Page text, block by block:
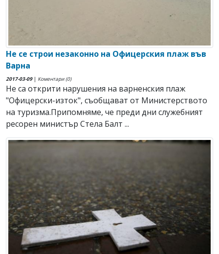
Не се строи незаконно на Офицерския плаж във
Варна
2017-03-09| Коментари (0)
Не са открити нарушения на варненския плаж
"Офицерски-изток", съобщават от Министерството
на туризма.Припомняме, че преди дни служебният
ресорен министър Стела Балт ...